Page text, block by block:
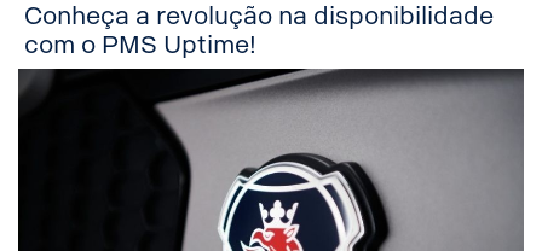
Conheça a revolução na disponibilidade
com o PMS Uptime!